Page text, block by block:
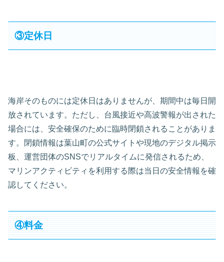
③定休日
海岸そのものには定休日はありませんが、期間中は毎日開
放されています。ただし、台風接近や高波警報が出された
場合には、安全確保のために臨時閉鎖されることがありま
す。閉鎖情報は葉山町の公式サイトや現地のデジタル掲示
板、運営団体のSNSでリアルタイムに発信されるため、
マリンアクティビティを利用する際は当日の安全情報を確
認してください。
④料金